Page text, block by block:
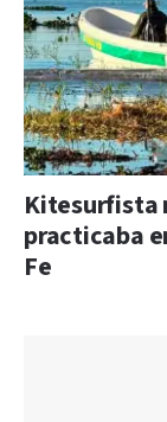
Kitesurfista
practicaba
Fe